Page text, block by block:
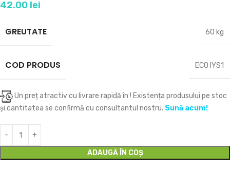
42.00 lei
GREUTATE 60 kg
COD PRODUS ECO IYS1
Un preț atractiv cu livrare rapidă în ! Existența produsului pe stoc
și cantitatea se confirmă cu consultantul nostru. Sună acum!
ADAUGĂ ÎN COȘ